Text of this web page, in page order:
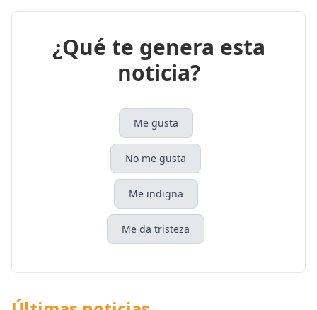
¿Qué te genera esta
noticia?
Me gusta
No me gusta
Me indigna
Me da tristeza